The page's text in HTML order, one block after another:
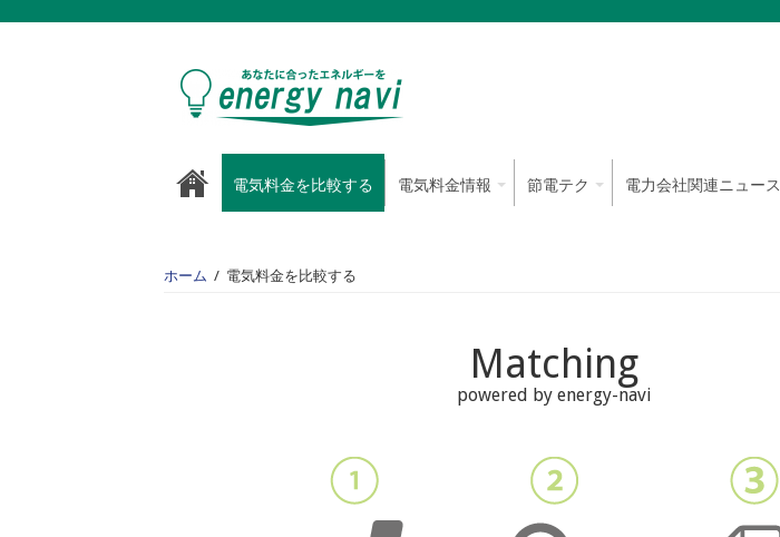
電気料金を比較する 電気料金情報 節電テク 電力会社関連ニュース
ホーム / 電気料金を比較する
Matching
powered by energy-navi